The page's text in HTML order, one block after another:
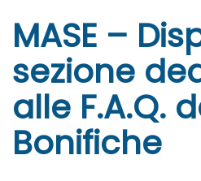
MASE –
sezione
alle F.A.Q.
Bonifiche